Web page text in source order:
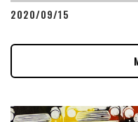
2020/09/15